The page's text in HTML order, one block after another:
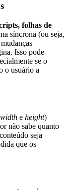
folhas de
síncrona (ou seja,
Isso pode
se o
o usuário a
width e height)
não sabe quanto
seja
que os